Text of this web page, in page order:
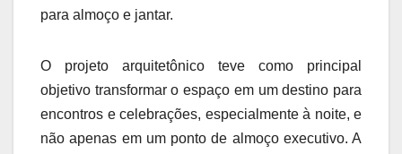
para almoço e jantar.
O projeto arquitetônico teve como principal
objetivo transformar o espaço em um destino para
encontros e celebrações, especialmente à noite, e
não apenas em um ponto de almoço executivo. A